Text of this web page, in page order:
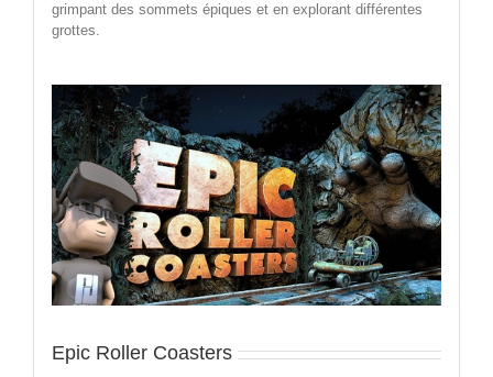
grimpant des sommets épiques et en explorant différentes
grottes.
Epic Roller Coasters